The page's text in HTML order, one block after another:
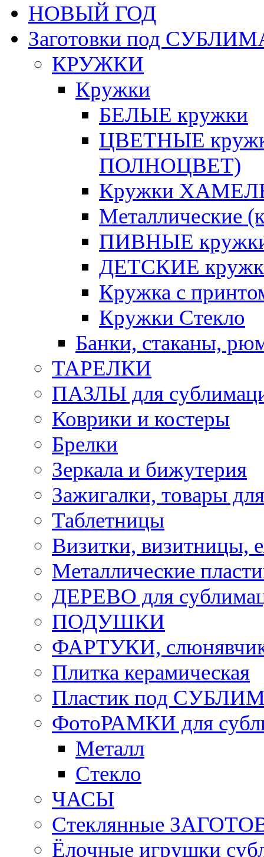
НОВЫЙ ГОД
Заготовки под
КРУЖКИ
Кружки
БЕЛЫЕ кружки
ЦВЕТНЫЕ
ПОЛНОЦВЕТ)
Кружки
Металлические
ПИВНЫЕ
ДЕТСКИЕ
Кружка с
Кружки Стекло
Банки, стаканы,
ТАРЕЛКИ
ПАЗЛЫ для
Коврики и костеры
Брелки
Зеркала и бижутерия
Зажигалки, товары
Таблетницы
Визитки, визитницы,
Металлические
ДЕРЕВО для
ПОДУШКИ
ФАРТУКИ,
Плитка керамическая
Пластик под
ФотоРАМКИ для
Металл
Стекло
ЧАСЫ
Стеклянные
Ёлочные игрушки